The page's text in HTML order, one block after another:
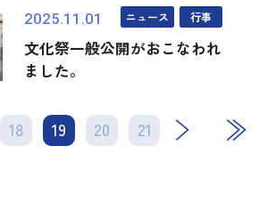
2025.11.01 ニュース 行事
文化祭一般公開がおこなわれ
ました。
18 19 20 21
次 最後